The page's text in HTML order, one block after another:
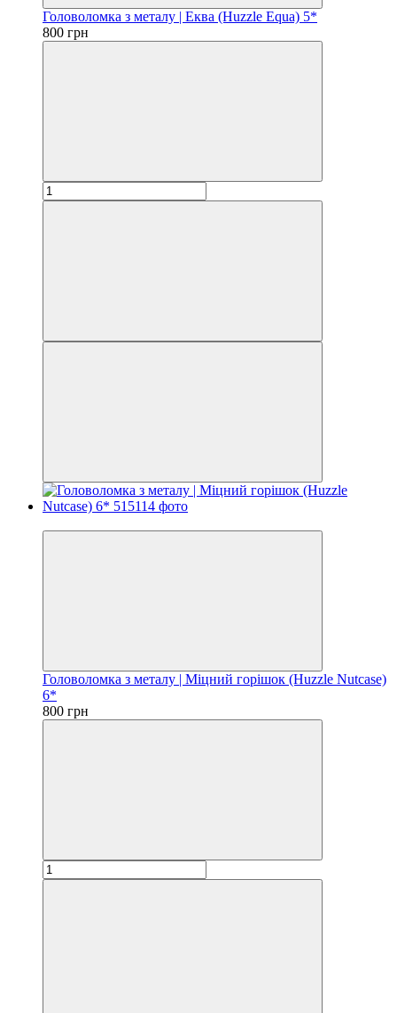
Головоломка з металу | Еква (Huzzle Equa) 5*
800 грн
Головоломка з металу | Міцний горішок (Huzzle Nutcase)
6*
800 грн